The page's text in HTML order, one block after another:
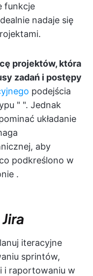
funkcje
nadaje się
projektów, która
zadań i postępy
podejścia
" ". Jednak
układanie
aby
podkreślono w
.
iteracyjne
sprintów,
i raportowaniu w